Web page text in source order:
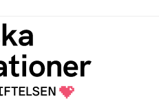
i en sektors- eller
federation